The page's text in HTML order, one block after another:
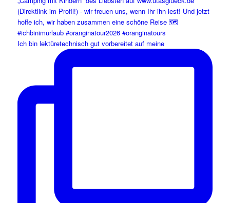
Ich bin lektüretechnisch gut vorbereitet auf meine